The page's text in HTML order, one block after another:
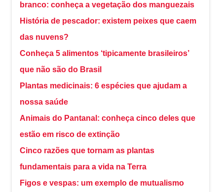
branco: conheça a vegetação dos manguezais
História de pescador: existem peixes que caem
das nuvens?
Conheça 5 alimentos ‘tipicamente brasileiros’
que não são do Brasil
Plantas medicinais: 6 espécies que ajudam a
nossa saúde
Animais do Pantanal: conheça cinco deles que
estão em risco de extinção
Cinco razões que tornam as plantas
fundamentais para a vida na Terra
Figos e vespas: um exemplo de mutualismo